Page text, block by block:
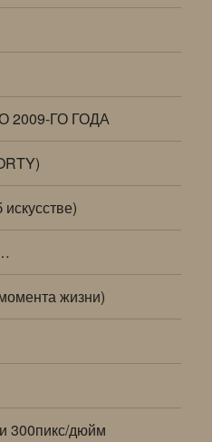
ГО ГОДА
жизни)
300пикс/дюйм